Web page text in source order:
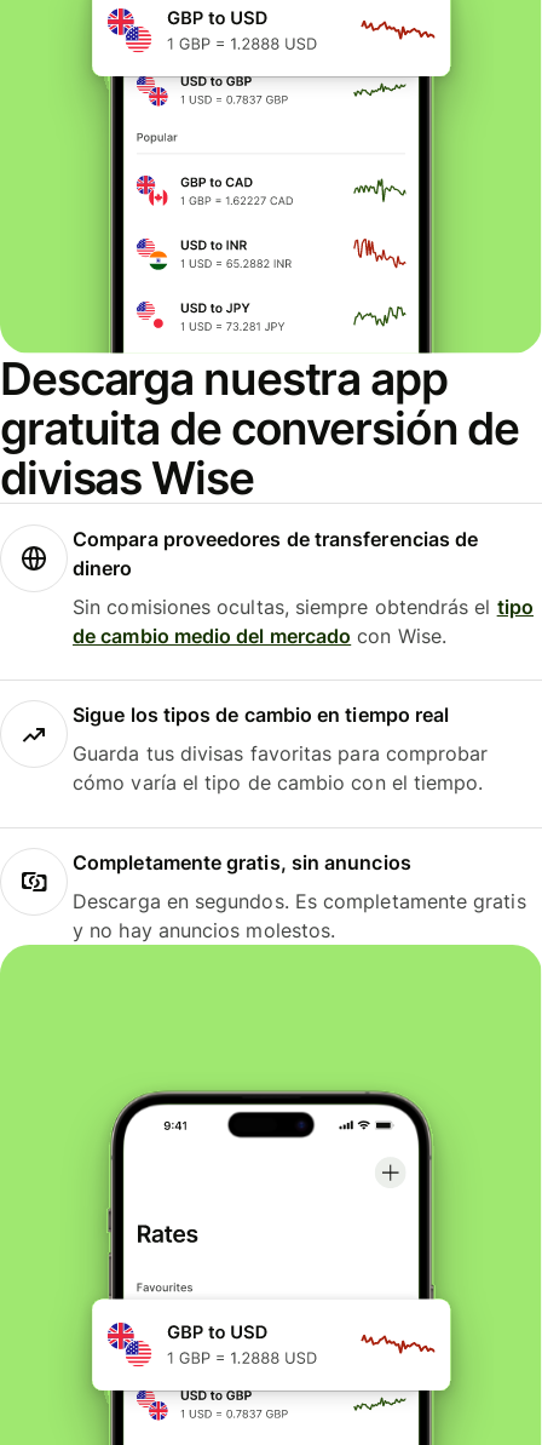
Descarga nuestra app
gratuita de conversión de
divisas Wise
Compara proveedores de transferencias de
dinero
Sin comisiones ocultas, siempre obtendrás el tipo
de cambio medio del mercado con Wise.
Sigue los tipos de cambio en tiempo real
Guarda tus divisas favoritas para comprobar
cómo varía el tipo de cambio con el tiempo.
Completamente gratis, sin anuncios
Descarga en segundos. Es completamente gratis
y no hay anuncios molestos.